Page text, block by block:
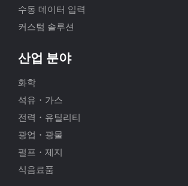
수동 데이터 입력
커스텀 솔루션
산업 분야
화학
석유・가스
전력・유틸리티
광업・광물
펄프・제지
식음료품